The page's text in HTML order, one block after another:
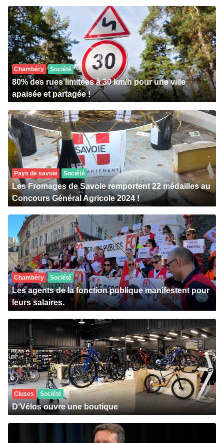
Chambéry Société
80% des rues limitées à 30 km/h pour une ville
apaisée et partagée !
Pays de savoie Société
Les Fromages de Savoie remportent 22 médailles au
Concours Général Agricole 2024 !
Chambéry Société
Les agents de la fonction publique manifestent pour
leurs salaires.
Cluses Société
D'Vélos ouvre une boutique